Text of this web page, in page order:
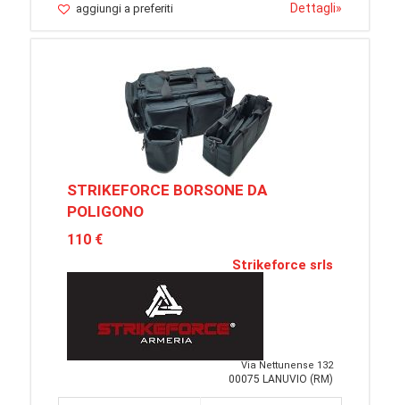
aggiungi a preferiti Dettagli»
STRIKEFORCE BORSONE DA
POLIGONO
110 €
Strikeforce srls
Via Nettunense 132
00075 LANUVIO (RM)